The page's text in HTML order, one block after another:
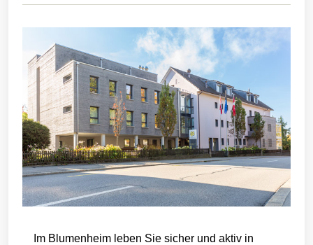
Im Blumenheim leben Sie sicher und aktiv in